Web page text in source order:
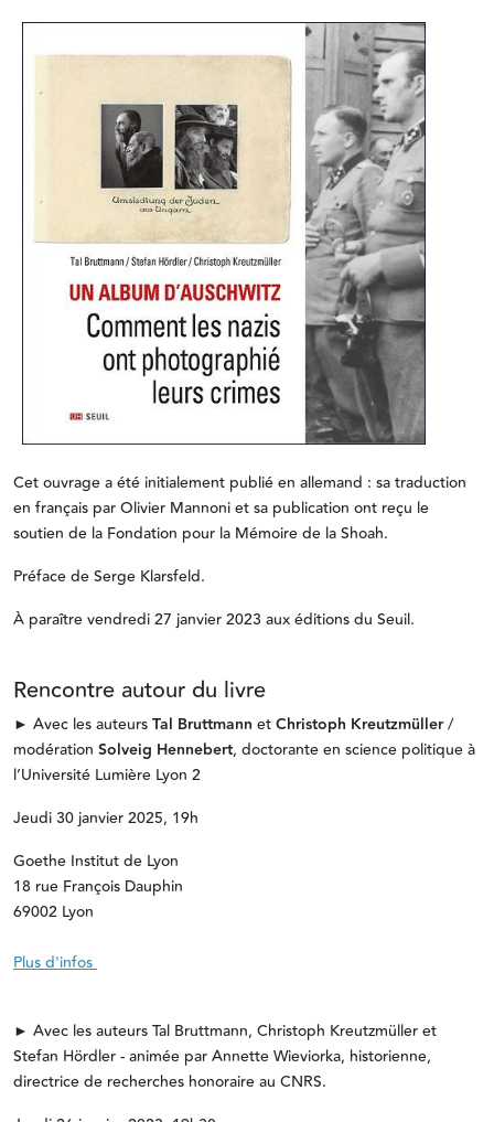
Cet ouvrage a été initialement publié en allemand : sa traduction
en français par Olivier Mannoni et sa publication ont reçu le
soutien de la Fondation pour la Mémoire de la Shoah.
Préface de Serge Klarsfeld.
À paraître vendredi 27 janvier 2023 aux éditions du Seuil.
Rencontre autour du livre
► Avec les auteursTal Bruttmann etChristoph Kreutzmüller/
modération Solveig Hennebert, doctorante en science politique à
l’Université Lumière Lyon 2
Jeudi 30 janvier 2025, 19h
Goethe Institut de Lyon
18 rue François Dauphin
69002 Lyon
Plus d'infos
► Avec les auteurs Tal Bruttmann, Christoph Kreutzmüller et
Stefan Hördler - animée par Annette Wieviorka, historienne,
directrice de recherches honoraire au CNRS.